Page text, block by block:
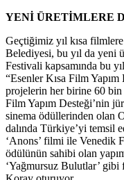
YENİ ÜRETİMLERE
Geçtiğimiz yıl kısa
Belediyesi, bu yıl da yeni
Festivali kapsamında bu
“Esenler Kısa Film Yapım
projelerin her birine 60
Film Yapım Desteği’nin
sinema ödüllerinden olan
dalında Türkiye’yi temsil
‘Anons’ filmi ile Venedik
ödülünün sahibi olan
‘Yağmursuz Bulutlar’ gibi